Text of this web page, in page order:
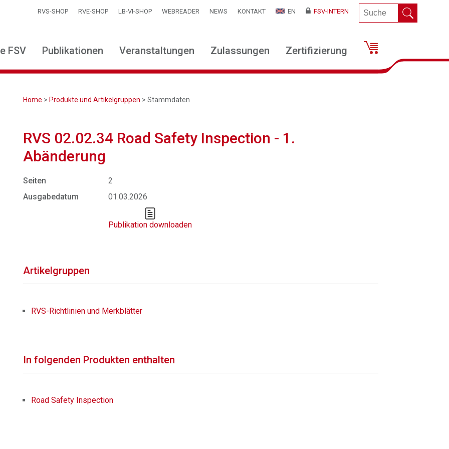
RVS-SHOP RVE-SHOP LB-VI-SHOP WEBREADER NEWS KONTAKT EN FSV-INTERN
FSV Publikationen Veranstaltungen Zulassungen Zertifizierung
Home > Produkte und Artikelgruppen > Stammdaten
RVS 02.02.34 Road Safety Inspection - 1.
Abänderung
Seiten
2
Ausgabedatum
01.03.2026
Publikation downloaden
Artikelgruppen
RVS-Richtlinien und Merkblätter
In folgenden Produkten enthalten
Road Safety Inspection